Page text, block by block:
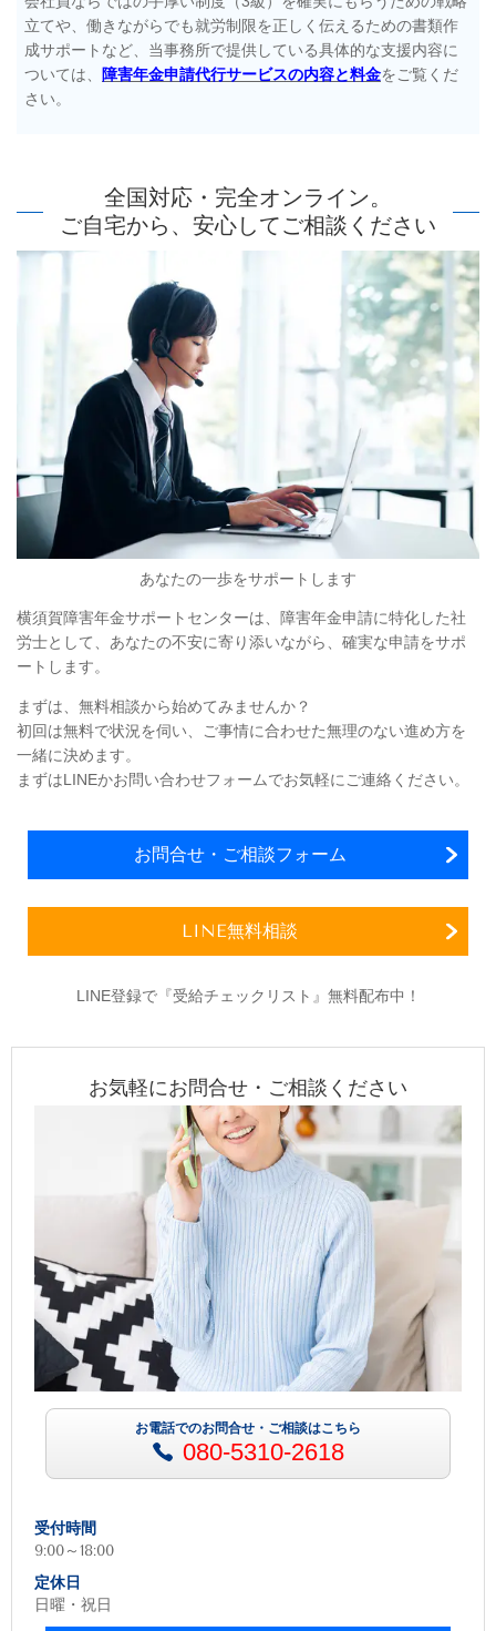
立てや、働きながらでも就労制限を正しく伝えるための書類作
成サポートなど、当事務所で提供している具体的な支援内容に
ついては、 障害年金申請代行サービスの内容と料金をご覧くだ
さい。
全国対応・完全オンライン。
ご自宅から、安心してご相談ください
あなたの一歩をサポートします
横須賀障害年金サポートセンターは、障害年金申請に特化した社
労士として、 あなたの不安に寄り添いながら、確実な申請をサポ
ート します。
まずは、無料相談から始めてみませんか？
初回は無料で状況を伺い、ご事情に合わせた無理のない進め方を
一緒に決めます。
まずはLINEかお問い合わせフォームでお気軽にご連絡ください。
お問合せ・ご相談フォーム
LINE無料相談
LINE登録で『受給チェックリスト』無料配布中！
お気軽にお問合せ・ご相談ください
お電話でのお問合せ・ご相談はこちら
080-5310-2618
受付時間
9:00～18:00
定休日
日曜・祝日